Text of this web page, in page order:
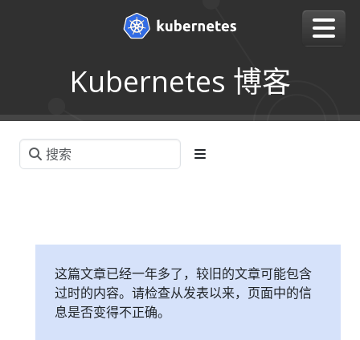
Kubernetes 博客
这篇文章已经一年多了，较旧的文章可能包含
过时的内容。请检查从发表以来，页面中的信
息是否变得不正确。